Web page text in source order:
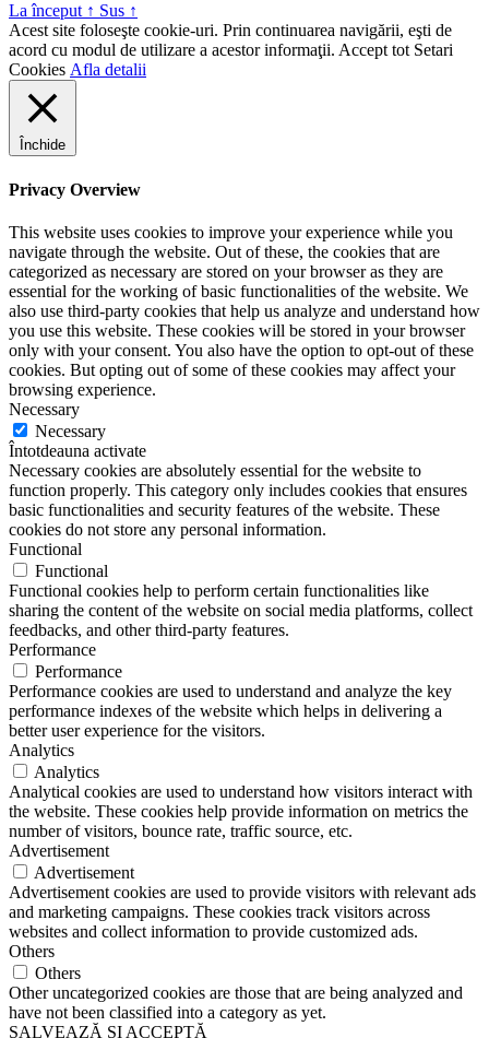
La început ↑ Sus ↑
Acest site foloseşte cookie-uri. Prin continuarea navigării, eşti de
acord cu modul de utilizare a acestor informaţii. Accept tot Setari
Cookies Afla detalii
Închide
Privacy Overview
This website uses cookies to improve your experience while you
navigate through the website. Out of these, the cookies that are
categorized as necessary are stored on your browser as they are
essential for the working of basic functionalities of the website. We
also use third-party cookies that help us analyze and understand how
you use this website. These cookies will be stored in your browser
only with your consent. You also have the option to opt-out of these
cookies. But opting out of some of these cookies may affect your
browsing experience.
Necessary
Necessary
Întotdeauna activate
Necessary cookies are absolutely essential for the website to
function properly. This category only includes cookies that ensures
basic functionalities and security features of the website. These
cookies do not store any personal information.
Functional
Functional
Functional cookies help to perform certain functionalities like
sharing the content of the website on social media platforms, collect
feedbacks, and other third-party features.
Performance
Performance
Performance cookies are used to understand and analyze the key
performance indexes of the website which helps in delivering a
better user experience for the visitors.
Analytics
Analytics
Analytical cookies are used to understand how visitors interact with
the website. These cookies help provide information on metrics the
number of visitors, bounce rate, traffic source, etc.
Advertisement
Advertisement
Advertisement cookies are used to provide visitors with relevant ads
and marketing campaigns. These cookies track visitors across
websites and collect information to provide customized ads.
Others
Others
Other uncategorized cookies are those that are being analyzed and
have not been classified into a category as yet.
SALVEAZĂ ȘI ACCEPTĂ